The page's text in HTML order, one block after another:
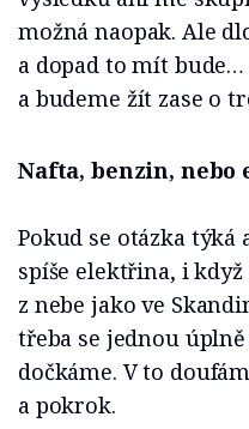
možná naopak. Ale
a dopad to mít
a budeme žít zase o
Nafta, benzin, nebo
Pokud se otázka
spíše elektřina, i
z nebe jako ve
třeba se jednou
dočkáme. V to
a pokrok.